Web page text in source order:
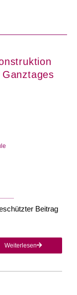
Beitrag
Weiterlesen